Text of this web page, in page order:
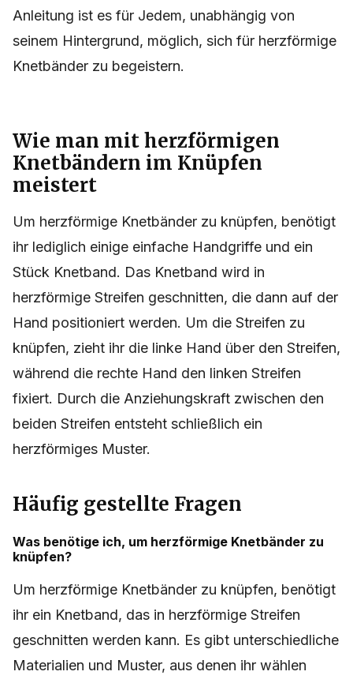
Anleitung ist es für Jedem, unabhängig von
seinem Hintergrund, möglich, sich für herzförmige
Knetbänder zu begeistern.
Wie man mit herzförmigen
Knetbändern im Knüpfen
meistert
Um herzförmige Knetbänder zu knüpfen, benötigt
ihr lediglich einige einfache Handgriffe und ein
Stück Knetband. Das Knetband wird in
herzförmige Streifen geschnitten, die dann auf der
Hand positioniert werden. Um die Streifen zu
knüpfen, zieht ihr die linke Hand über den Streifen,
während die rechte Hand den linken Streifen
fixiert. Durch die Anziehungskraft zwischen den
beiden Streifen entsteht schließlich ein
herzförmiges Muster.
Häufig gestellte Fragen
Was benötige ich, um herzförmige Knetbänder zu
knüpfen?
Um herzförmige Knetbänder zu knüpfen, benötigt
ihr ein Knetband, das in herzförmige Streifen
geschnitten werden kann. Es gibt unterschiedliche
Materialien und Muster, aus denen ihr wählen